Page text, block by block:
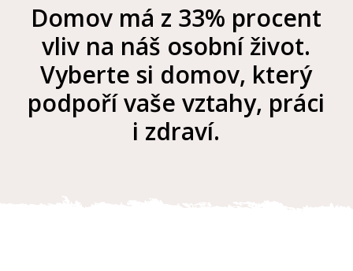
Domov má z 33% procent
vliv na náš osobní život.
Vyberte si domov, který
podpoří vaše vztahy, práci
i zdraví.